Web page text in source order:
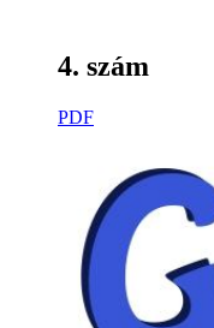
4. szám
PDF